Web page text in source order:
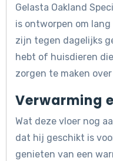
Gelasta Oakland
is ontworpen om
zijn tegen dagelijks
hebt of huisdieren
zorgen te maken
Verwarming
Wat deze vloer nog
dat hij geschikt is
genieten van een